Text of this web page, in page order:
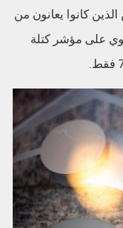
الذين كانوا يعانون من
على مؤشر كتلة